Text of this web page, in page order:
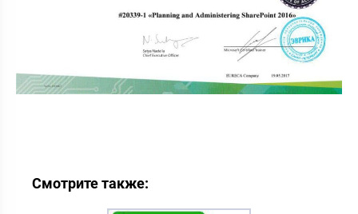
Смотрите также: